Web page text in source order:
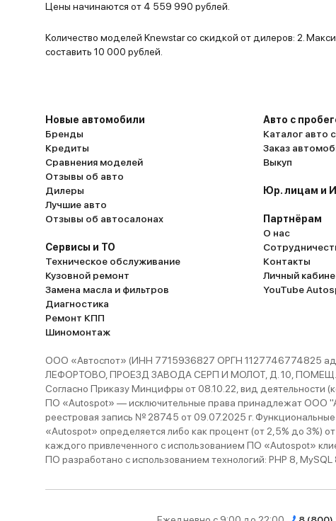
Цены начинаются от 4 559 990 рублей.
Количество моделей Knewstar со скидкой от дилеров: 2.
составить 10 000 рублей.
Новые автомобили
Бренды
Кредиты
Сравнения моделей
Отзывы об авто
Дилеры
Лучшие авто
Отзывы об автосалонах
Сервисы и ТО
Техническое обслуживание
Кузовной ремонт
Замена масла и фильтров
Диагностика
Ремонт КПП
Шиномонтаж
Авто с
Каталог авто
Заказ
Выкуп
Юр. лицам и
Партнёрам
О нас
Контакты
Личный
YouTube
ООО «Автоспот» (ИНН 7715936827 ОРГН 1127746774825
ЛЕФОРТОВО, ПРОЕЗД ЗАВОДА СЕРП И МОЛОТ, Д. 10, ПОМЕЩ.
Согласно Приказу Минцифры от 08.10.22, вид деятельности
ПО «Autospot» — исключительные права принадлежат ООО
реестровая запись № 28745 от 09.07.2025 г.
«Autospot» определяется либо как процент (от 2,5% до 3%)
каждого привлеченного с использованием ПО «Autospot»
ПО разработано с использованием технологий: PHP 8, MySQL